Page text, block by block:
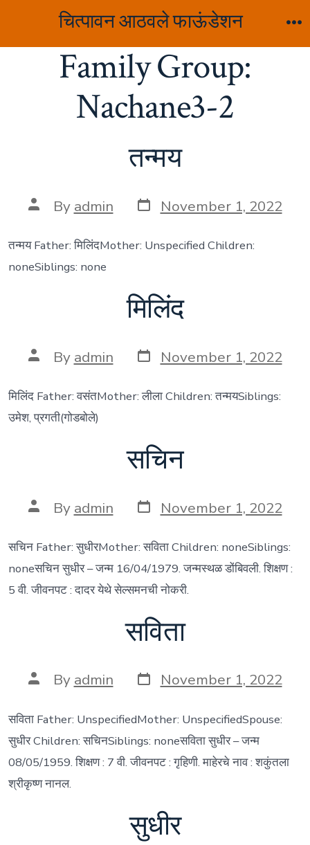
चित्पावन आठवले फाऊंडेशन
Family Group:
Nachane3-2
तन्मय
Post
author
By admin Post
date
November 1, 2022
तन्मय Father: मिलिंदMother: Unspecified Children:
noneSiblings: none
मिलिंद
Post
author
By admin Post
date
November 1, 2022
मिलिंद Father: वसंतMother: लीला Children: तन्मयSiblings:
उमेश, प्रगती(गोडबोले)
सचिन
Post
author
By admin Post
date
November 1, 2022
सचिन Father: सुधीरMother: सविता Children: noneSiblings:
noneसचिन सुधीर – जन्म 16/04/1979. जन्मस्थळ डोंबिवली. शिक्षण :
5 वी. जीवनपट : दादर येथे सेल्समनची नोकरी.
सविता
Post
author
By admin Post
date
November 1, 2022
सविता Father: UnspecifiedMother: UnspecifiedSpouse:
सुधीर Children: सचिनSiblings: noneसविता सुधीर – जन्म
08/05/1959. शिक्षण : 7 वी. जीवनपट : गृहिणी. माहेरचे नाव : शकुंतला
श्रीकृष्ण नानल.
सुधीर